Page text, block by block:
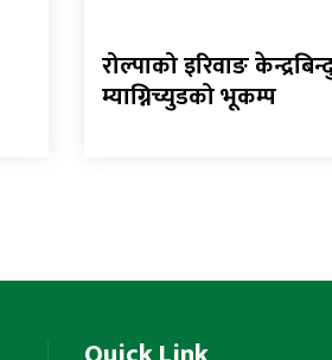
रोल्पाको इरिवाङ
म्याग्निच्युडको भूकम्प